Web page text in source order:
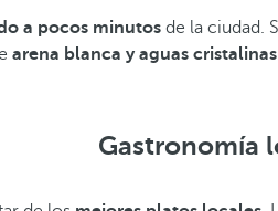
a pocos minutos de la ciudad.
arena blanca y aguas cristalinas
Gastronomía